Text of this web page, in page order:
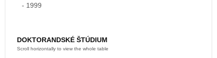
- 1999
DOKTORANDSKÉ ŠTÚDIUM